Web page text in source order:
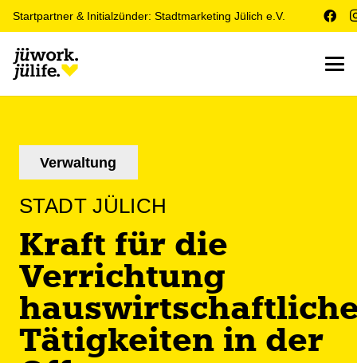
Startpartner & Initialzünder: Stadtmarketing Jülich e.V.
Verwaltung
STADT JÜLICH
Kraft für die
Verrichtung
Tätigkeiten in der